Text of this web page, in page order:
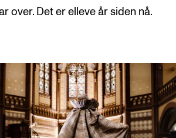
over. Det er elleve år siden nå.